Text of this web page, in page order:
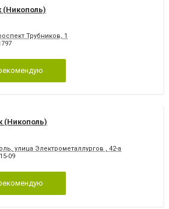
(Никополь)
Трубников, 1
(Никополь)
улица Электрометаллургов , 42-а
09